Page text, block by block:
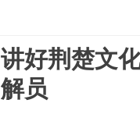
讲好荆楚文
解员